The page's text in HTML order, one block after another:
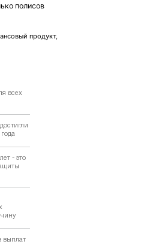
всех
- это
выплат
полисов
продукт,